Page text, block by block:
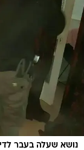
נושא שעלה בעבר